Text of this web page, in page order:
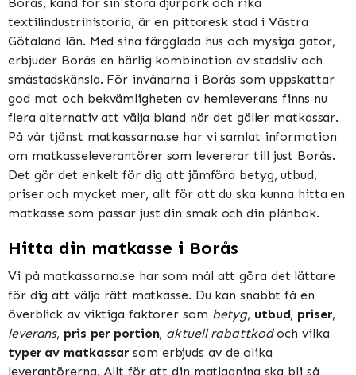
textilindustrihistoria, är en pittoresk stad i Västra
Götaland län. Med sina färgglada hus och mysiga gator,
erbjuder Borås en härlig kombination av stadsliv och
småstadskänsla. För invånarna i Borås som uppskattar
god mat och bekvämligheten av hemleverans finns nu
flera alternativ att välja bland när det gäller matkassar.
På vår tjänst matkassarna.se har vi samlat information
om matkasseleverantörer som levererar till just Borås.
Det gör det enkelt för dig att jämföra betyg, utbud,
priser och mycket mer, allt för att du ska kunna hitta en
matkasse som passar just din smak och din plånbok.
Hitta din matkasse i Borås
Vi på matkassarna.se har som mål att göra det lättare
för dig att välja rätt matkasse. Du kan snabbt få en
överblick av viktiga faktorer som betyg, utbud, priser,
leverans, pris per portion, aktuell rabattkodoch vilka
typer av matkassar som erbjuds av de olika
leverantörerna. Allt för att din matlagning ska bli så